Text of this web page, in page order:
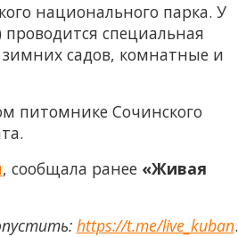
национального парка. У
специальная
зимних садов, комнатные и
питомнике Сочинского
, сообщала ранее «Живая
https://t.me/live_kuban.